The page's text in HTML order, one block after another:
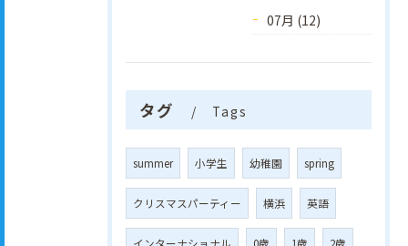
07月 (12)
タグ Tags
summer 小学生 幼稚園 spring
クリスマスパーティー 横浜 英語